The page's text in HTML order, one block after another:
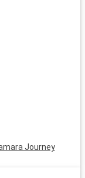
una
o i pastéis di
Journey